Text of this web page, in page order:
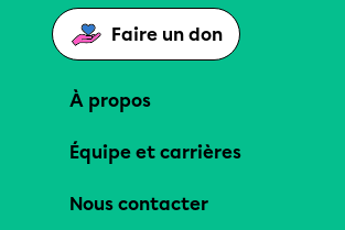
Faire un don
À propos
Équipe et carrières
Nous contacter